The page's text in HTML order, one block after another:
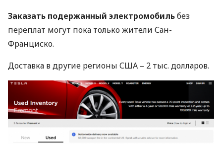
Заказать подержанный электромобильбез
переплат могут пока только жители Сан-
Франциско.
Доставка в другие регионы США – 2 тыс. долларов.